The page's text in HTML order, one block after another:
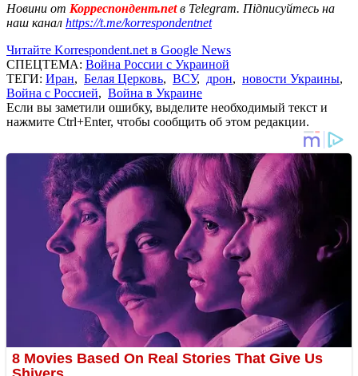
Новини от Корреспондент.netв Telegram. Підписуйтесь на
наш канал https://t.me/korrespondentnet
Читайте Korrespondent.net в Google News
СПЕЦТЕМА: Война России с Украиной
ТЕГИ: Иран, Белая Церковь, ВСУ, дрон, новости Украины,
Война с Россией, Война в Украине
Если вы заметили ошибку, выделите необходимый текст и
нажмите Ctrl+Enter, чтобы сообщить об этом редакции.